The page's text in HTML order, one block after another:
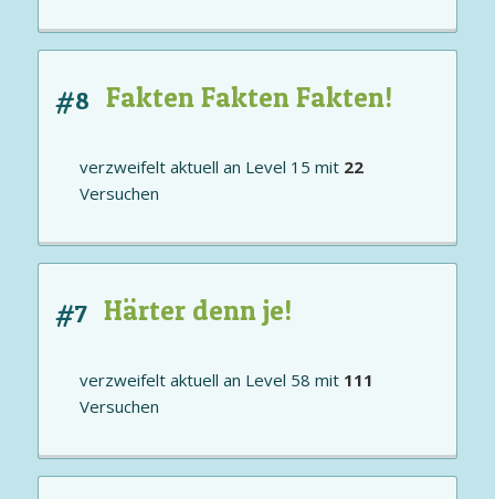
#8 Fakten Fakten Fakten!
verzweifelt aktuell an Level 15 mit 22
Versuchen
#7 Härter denn je!
verzweifelt aktuell an Level 58 mit 111
Versuchen